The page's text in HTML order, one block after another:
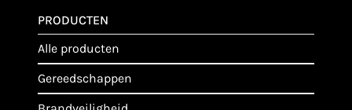
PRODUCTEN
alle producten
gereedschappen